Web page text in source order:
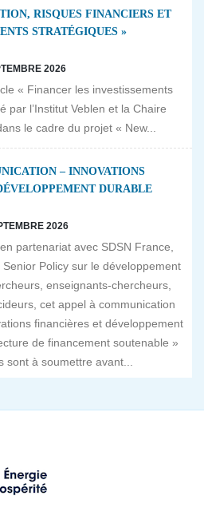
RISQUES FINANCIERS ET
STRATÉGIQUES »
2026
« Financer les investissements
par l’Institut Veblen et la Chaire
le cadre du projet « New...
– INNOVATIONS
DURABLE
2026
partenariat avec SDSN France,
Policy sur le développement
enseignants-chercheurs,
cet appel à communication
financières et développement
de financement soutenable »
sont à soumettre avant...